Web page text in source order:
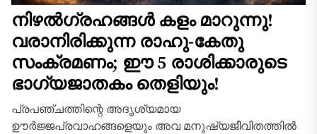
നിഴൽഗ്രഹങ്ങൾ കളം മാറുന്നു!
വരാനിരിക്കുന്ന രാഹു-കേതു
സംക്രമണം; ഈ 5 രാശിക്കാരുടെ
ഭാഗ്യജാതകം തെളിയും!
പ്രപഞ്ചത്തിന്റെ അദൃശ്യമായ
ഊർജ്ജപ്രവാഹങ്ങളെയും അവ മനുഷ്യജീവിതത്തിൽ